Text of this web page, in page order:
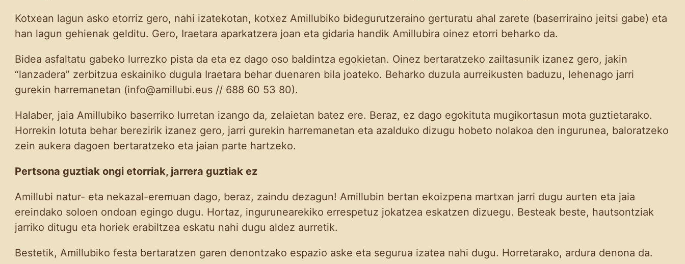
Kotxean lagun asko etorriz gero, nahi izatekotan, kotxez Amillubiko bidegurutzeraino gerturatu ahal zarete (baserriraino jeitsi gabe) eta
han lagun gehienak gelditu. Gero, Iraetara aparkatzera joan eta gidaria handik Amillubira oinez etorri beharko da.
Bidea asfaltatu gabeko lurrezko pista da eta ez dago oso baldintza egokietan. Oinez bertaratzeko zailtasunik izanez gero, jakin
“lanzadera” zerbitzua eskainiko dugula Iraetara behar duenaren bila joateko. Beharko duzula aurreikusten baduzu, lehenago jarri
gurekin harremanetan (info@amillubi.eus // 688 60 53 80).
Halaber, jaia Amillubiko baserriko lurretan izango da, zelaietan batez ere. Beraz, ez dago egokituta mugikortasun mota guztietarako.
Horrekin lotuta behar berezirik izanez gero, jarri gurekin harremanetan eta azalduko dizugu hobeto nolakoa den ingurunea, baloratzeko
zein aukera dagoen bertaratzeko eta jaian parte hartzeko.
Pertsona guztiak ongi etorriak, jarrera guztiak ez
Amillubi natur- eta nekazal-eremuan dago, beraz, zaindu dezagun! Amillubin bertan ekoizpena martxan jarri dugu aurten eta jaia
ereindako soloen ondoan egingo dugu. Hortaz, ingurunearekiko errespetuz jokatzea eskatzen dizuegu. Besteak beste, hautsontziak
jarriko ditugu eta horiek erabiltzea eskatu nahi dugu aldez aurretik.
Bestetik, Amillubiko festa bertaratzen garen denontzako espazio aske eta segurua izatea nahi dugu. Horretarako, ardura denona da.